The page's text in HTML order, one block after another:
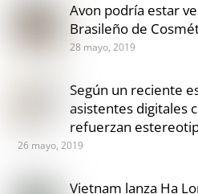
Avon podría estar
Brasileño de
28 mayo, 2019
Según un reciente
asistentes digitales
refuerzan
26 mayo, 2019
Vietnam lanza Ha